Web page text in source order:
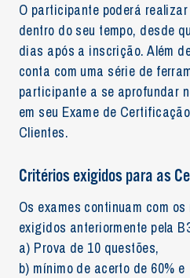
O participante poderá
dentro do seu tempo, desde
dias após a inscrição. Além
conta com uma série de
participante a se aprofundar
em seu Exame de
Clientes.
Critérios exigidos para as
Os exames continuam com
exigidos anteriormente pela
a) Prova de 10 questões,
b) mínimo de acerto de 60% e